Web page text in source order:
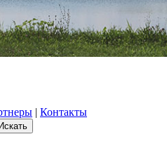
| Контакты